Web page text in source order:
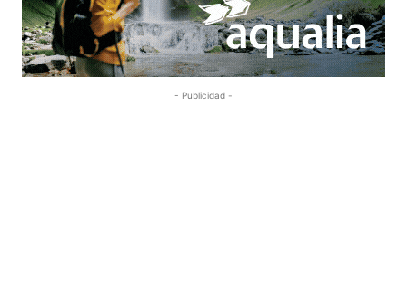
- Publicidad -